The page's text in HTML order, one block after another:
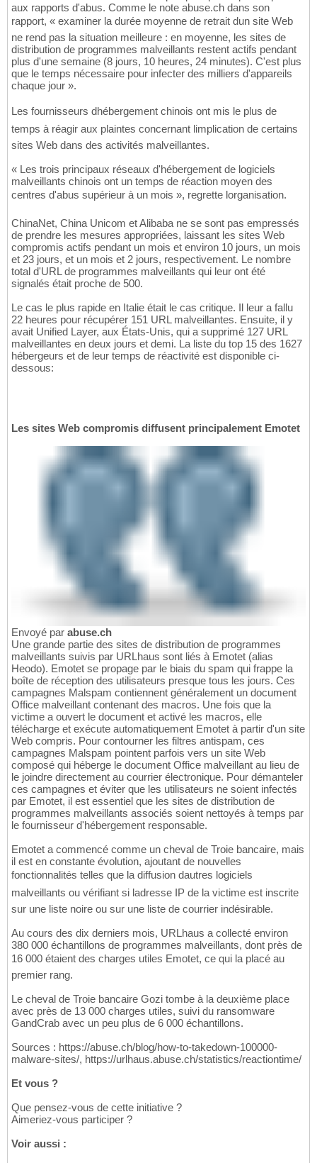
aux rapports d'abus. Comme le note abuse.ch dans son
rapport, « examiner la durée moyenne de retrait dun site Web
ne rend pas la situation meilleure : en moyenne, les sites de
distribution de programmes malveillants restent actifs pendant
plus d'une semaine (8 jours, 10 heures, 24 minutes). C'est plus
que le temps nécessaire pour infecter des milliers d'appareils
chaque jour ».
Les fournisseurs dhébergement chinois ont mis le plus de
temps à réagir aux plaintes concernant limplication de certains
sites Web dans des activités malveillantes.
« Les trois principaux réseaux d'hébergement de logiciels
malveillants chinois ont un temps de réaction moyen des
centres d'abus supérieur à un mois », regrette lorganisation.
ChinaNet, China Unicom et Alibaba ne se sont pas empressés
de prendre les mesures appropriées, laissant les sites Web
compromis actifs pendant un mois et environ 10 jours, un mois
et 23 jours, et un mois et 2 jours, respectivement. Le nombre
total d'URL de programmes malveillants qui leur ont été
signalés était proche de 500.
Le cas le plus rapide en Italie était le cas critique. Il leur a fallu
22 heures pour récupérer 151 URL malveillantes. Ensuite, il y
avait Unified Layer, aux États-Unis, qui a supprimé 127 URL
malveillantes en deux jours et demi. La liste du top 15 des 1627
hébergeurs et de leur temps de réactivité est disponible ci-
dessous:
Les sites Web compromis diffusent principalement Emotet
Envoyé par abuse.ch
Une grande partie des sites de distribution de programmes
malveillants suivis par URLhaus sont liés à Emotet (alias
Heodo). Emotet se propage par le biais du spam qui frappe la
boîte de réception des utilisateurs presque tous les jours. Ces
campagnes Malspam contiennent généralement un document
Office malveillant contenant des macros. Une fois que la
victime a ouvert le document et activé les macros, elle
télécharge et exécute automatiquement Emotet à partir d'un site
Web compris. Pour contourner les filtres antispam, ces
campagnes Malspam pointent parfois vers un site Web
composé qui héberge le document Office malveillant au lieu de
le joindre directement au courrier électronique. Pour démanteler
ces campagnes et éviter que les utilisateurs ne soient infectés
par Emotet, il est essentiel que les sites de distribution de
programmes malveillants associés soient nettoyés à temps par
le fournisseur d'hébergement responsable.
Emotet a commencé comme un cheval de Troie bancaire, mais
il est en constante évolution, ajoutant de nouvelles
fonctionnalités telles que la diffusion dautres logiciels
malveillants ou vérifiant si ladresse IP de la victime est inscrite
sur une liste noire ou sur une liste de courrier indésirable.
Au cours des dix derniers mois, URLhaus a collecté environ
380 000 échantillons de programmes malveillants, dont près de
16 000 étaient des charges utiles Emotet, ce qui la placé au
premier rang.
Le cheval de Troie bancaire Gozi tombe à la deuxième place
avec près de 13 000 charges utiles, suivi du ransomware
GandCrab avec un peu plus de 6 000 échantillons.
Sources : https://abuse.ch/blog/how-to-takedown-100000-
malware-sites/, https://urlhaus.abuse.ch/statistics/reactiontime/
Et vous ?
Que pensez-vous de cette initiative ?
Aimeriez-vous participer ?
Voir aussi :